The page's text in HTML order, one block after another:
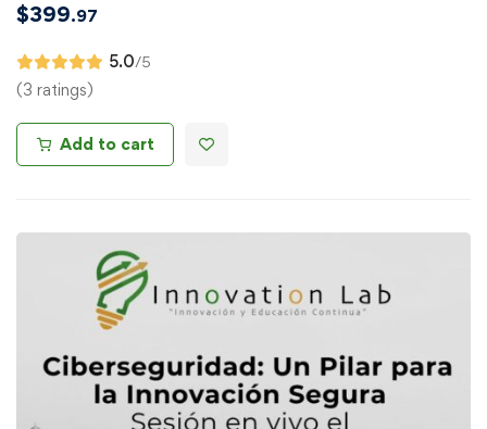
$399.97
5.0/5
(3 ratings)
Add to cart